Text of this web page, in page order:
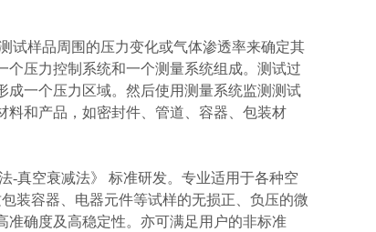
样品周围的压力变化或气体渗透率来确定其
压力控制系统和一个测量系统组成。测试过
一个压力区域。然后使用测量系统监测测试
料和产品，如密封件、管道、容器、包装材
-真空衰减法》 标准研发。专业适用于各种空
装容器、电器元件等试样的无损正、负压的微
准确度及高稳定性。亦可满足用户的非标准